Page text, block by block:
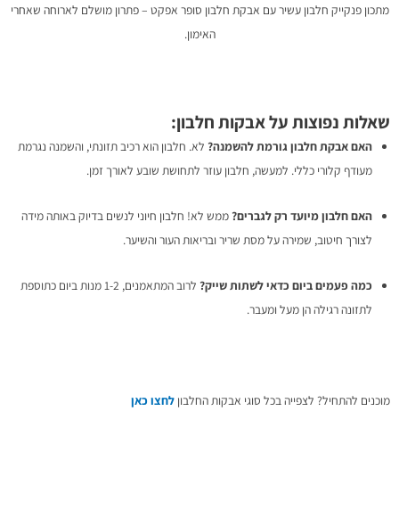
מתכון פנקייק חלבון עשיר עם אבקת חלבון סופר אפקט – פתרון מושלם לארוחה שאחרי
האימון.
שאלות נפוצות על אבקות חלבון:
האם אבקת חלבון גורמת להשמנה? לא. חלבון הוא רכיב תזונתי, והשמנה נגרמת
מעודף קלורי כללי. למעשה, חלבון עוזר לתחושת שובע לאורך זמן.
האם חלבון מיועד רק לגברים? ממש לא! חלבון חיוני לנשים בדיוק באותה מידה
לצורך חיטוב, שמירה על מסת שריר ובריאות העור והשיער.
כמה פעמים ביום כדאי לשתות שייק?
לרוב המתאמנים, 1-2 מנות ביום כתוספת
לתזונה רגילה הן מעל ומעבר.
מוכנים להתחיל? לצפייה בכל סוגי אבקות החלבון לחצו כאן